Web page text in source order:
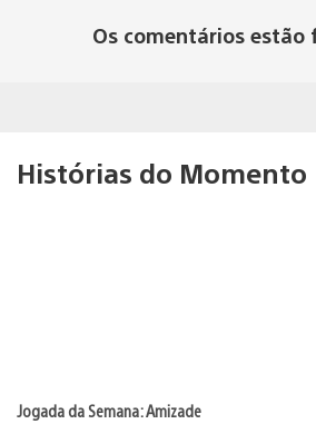
Os comentários estão
Histórias do Momento
Jogada da Semana: Amizade